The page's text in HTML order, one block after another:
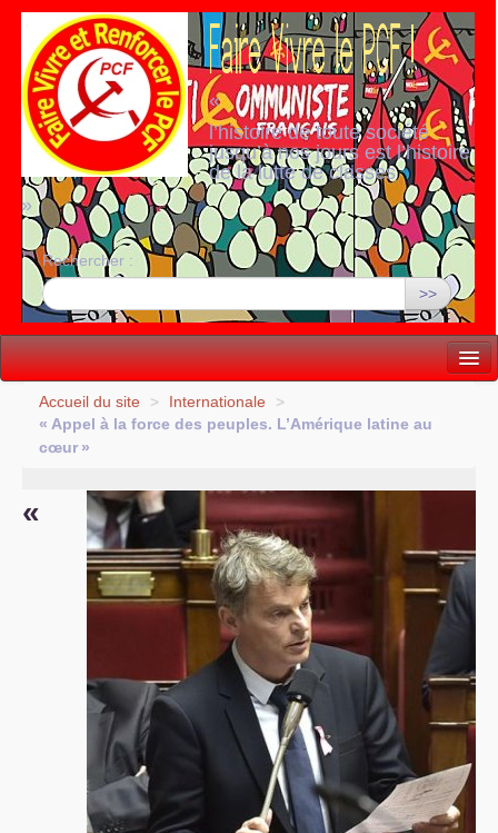
«
l’histoire de toute société
jusqu’à nos jours est l’histoire
de la lutte de classes
»
Rechercher :
>>
Vie politique
S’organiser
Comprendre...
Accueil du site > Internationale
>
« Appel à la force des peuples. L’Amérique latine au
cœur »
«